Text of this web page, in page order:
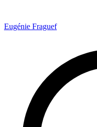
Eugénie Fraguef